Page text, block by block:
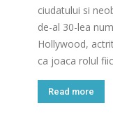
ciudatului si
de-al 30-lea
Hollywood,
ca joaca rolul
Read more